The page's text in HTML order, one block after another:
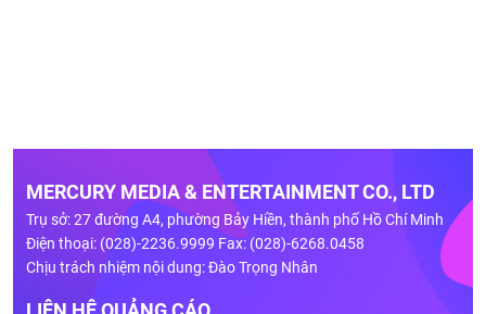
MERCURY MEDIA & ENTERTAINMENT CO., LTD
Trụ sở: 27 đường A4, phường Bảy Hiền, thành phố Hồ Chí Minh
Điện thoại: (028)-2236.9999 Fax: (028)-6268.0458
Chịu trách nhiệm nội dung: Đào Trọng Nhân